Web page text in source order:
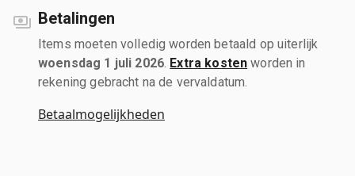
Betalingen
Items moeten volledig worden betaald op uiterlijk
woensdag 1 juli 2026. Extra kosten worden in
rekening gebracht na de vervaldatum.
Betaalmogelijkheden